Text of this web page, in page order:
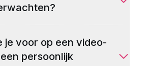
je voor op een video-
persoonlijk